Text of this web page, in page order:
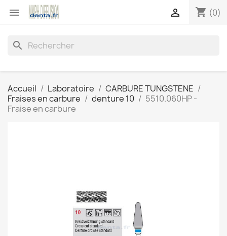
 shopping_cart (0)

search
Accueil Laboratoire
CARBURE TUNGSTENE
Fraises en carbure
denture 10
5510.060HP -
Fraise en carbure